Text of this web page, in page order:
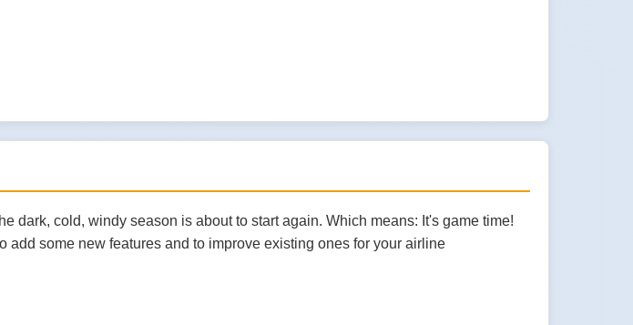
dark, cold, windy season is about to start again. Which means: It's game time!
add some new features and to improve existing ones for your airline